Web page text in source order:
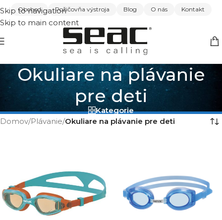
Skip to navigation
Skip to main content
Obchod Požičovňa výstroja Blog O nás Kontakt
Okuliare na plávanie
pre deti
Kategorie
Domov/Plávanie/Okuliare na plávanie pre deti